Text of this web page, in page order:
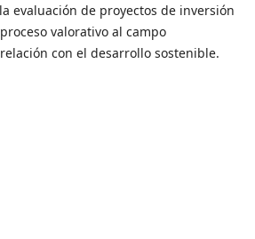
evaluación de proyectos de inversión
valorativo al campo
con el desarrollo sostenible.